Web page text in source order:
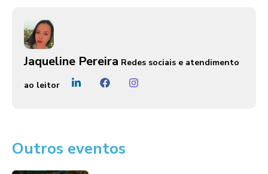
Jaqueline Pereira Redes sociais e atendimento
ao leitor
Outros eventos